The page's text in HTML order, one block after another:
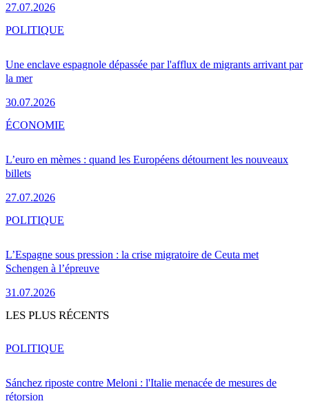
27.07.2026
Une enclave espagnole dépassée par l'afflux de migrants arrivant par
la mer
30.07.2026
POLITIQUE
L’euro en mèmes : quand les Européens détournent les nouveaux
billets
27.07.2026
ÉCONOMIE
L’Espagne sous pression : la crise migratoire de Ceuta met
Schengen à l’épreuve
31.07.2026
POLITIQUE
LES PLUS RÉCENTS
Sánchez riposte contre Meloni : l'Italie menacée de mesures de
rétorsion
POLITIQUE